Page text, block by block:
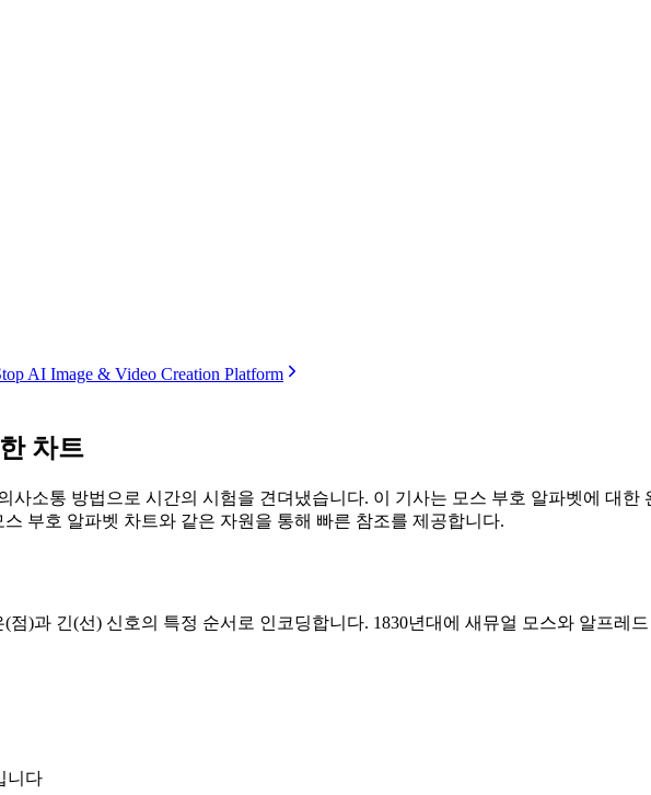
AI Image & Video Creation Platform
차트
사소통 방법으로 시간의 시험을 견뎌냈습니다. 이 기사는 모스 부호 알파벳에 대한
부호 알파벳 차트와 같은 자원을 통해 빠른 참조를 제공합니다.
)과 긴(선) 신호의 특정 순서로 인코딩합니다. 1830년대에 새뮤얼 모스와 알프레
니다